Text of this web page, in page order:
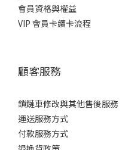
會員資格與權益
VIP 會員卡續卡流程
顧客服務
鎖鏈車修改與其他售後服務
運送服務方式
付款服務方式